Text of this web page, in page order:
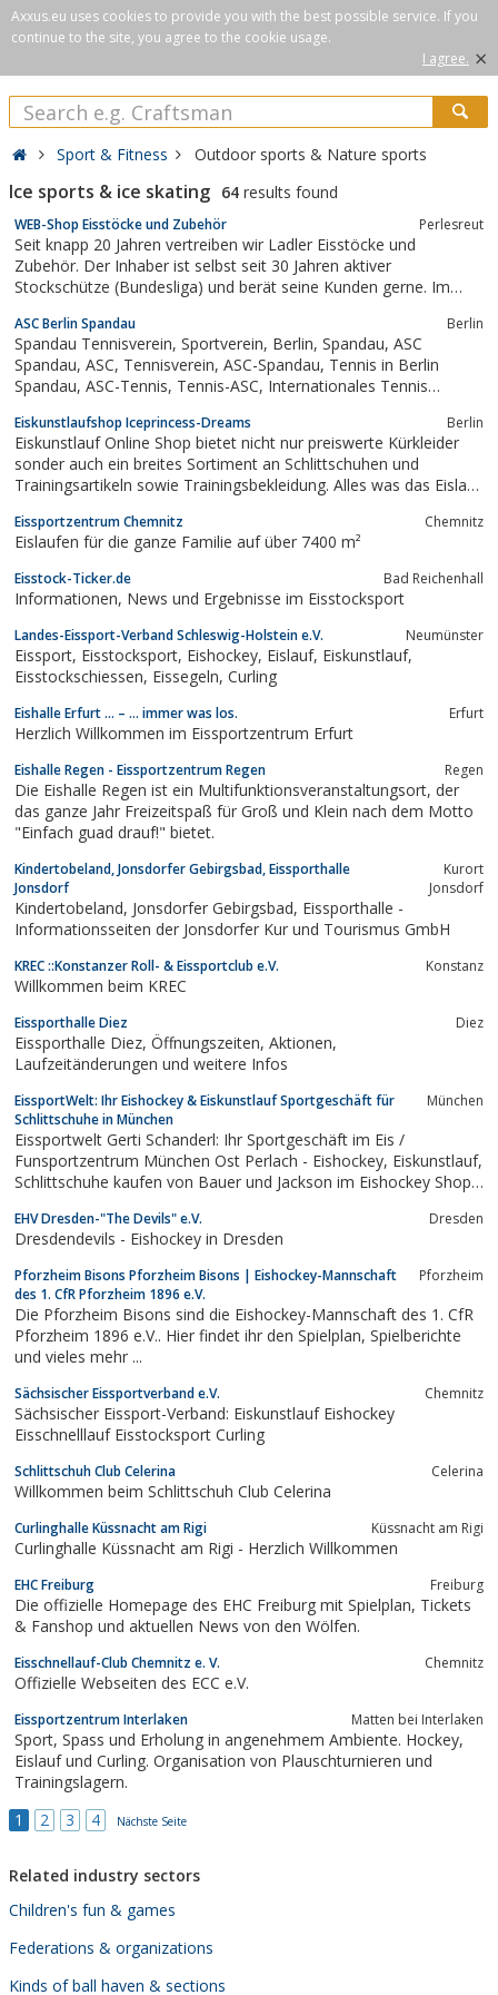
Axxus.eu uses cookies to provide you with the best possible service. If you
continue to the site, you agree to the cookie usage.
I agree. ×
Sport & Fitness Outdoor sports & Nature sports
Ice sports & ice skating 64 results found
WEB-Shop Eisstöcke und Zubehör Perlesreut
Seit knapp 20 Jahren vertreiben wir Ladler Eisstöcke und
Zubehör. Der Inhaber ist selbst seit 30 Jahren aktiver
Stockschütze (Bundesliga) und berät seine Kunden gerne. Im
oder anderen Belägen benötigt werden.
ASC Berlin Spandau Berlin
Spandau Tennisverein, Sportverein, Berlin, Spandau, ASC
Spandau, ASC, Tennisverein, ASC-Spandau, Tennis in Berlin
Spandau, ASC-Tennis, Tennis-ASC, Internationales Tennis
tennis, tennis in spandau">
Eiskunstlaufshop Iceprincess-Dreams Berlin
Eiskunstlauf Online Shop bietet nicht nur preiswerte Kürkleider
sonder auch ein breites Sortiment an Schlittschuhen und
Trainingsartikeln sowie Trainingsbekleidung. Alles was das Eislauf
Eissportzentrum Chemnitz Chemnitz
Eislaufen für die ganze Familie auf über 7400 m²
Eisstock-Ticker.de Bad Reichenhall
Informationen, News und Ergebnisse im Eisstocksport
Landes-Eissport-Verband Schleswig-Holstein e.V. Neumünster
Eissport, Eisstocksport, Eishockey, Eislauf, Eiskunstlauf,
Eisstockschiessen, Eissegeln, Curling
Eishalle Erfurt … – … immer was los. Erfurt
Herzlich Willkommen im Eissportzentrum Erfurt
Eishalle Regen - Eissportzentrum Regen Regen
Die Eishalle Regen ist ein Multifunktionsveranstaltungsort, der
das ganze Jahr Freizeitspaß für Groß und Klein nach dem Motto
"Einfach guad drauf!" bietet.
Kindertobeland, Jonsdorfer Gebirgsbad, Eissporthalle
Jonsdorf
Kurort
Jonsdorf
Kindertobeland, Jonsdorfer Gebirgsbad, Eissporthalle -
Informationsseiten der Jonsdorfer Kur und Tourismus GmbH
KREC ::Konstanzer Roll- & Eissportclub e.V. Konstanz
Willkommen beim KREC
Eissporthalle Diez Diez
Eissporthalle Diez, Öffnungszeiten, Aktionen,
Laufzeitänderungen und weitere Infos
EissportWelt: Ihr Eishockey & Eiskunstlauf Sportgeschäft für
Schlittschuhe in München
München
Eissportwelt Gerti Schanderl: Ihr Sportgeschäft im Eis /
Funsportzentrum München Ost Perlach - Eishockey, Eiskunstlauf,
Schlittschuhe kaufen von Bauer und Jackson im Eishockey Shop,
schleifen.
EHV Dresden-"The Devils" e.V. Dresden
Dresdendevils - Eishockey in Dresden
Pforzheim Bisons Pforzheim Bisons | Eishockey-Mannschaft
des 1. CfR Pforzheim 1896 e.V.
Pforzheim
Die Pforzheim Bisons sind die Eishockey-Mannschaft des 1. CfR
Pforzheim 1896 e.V.. Hier findet ihr den Spielplan, Spielberichte
und vieles mehr ...
Sächsischer Eissportverband e.V. Chemnitz
Sächsischer Eissport-Verband: Eiskunstlauf Eishockey
Eisschnelllauf Eisstocksport Curling
Schlittschuh Club Celerina Celerina
Willkommen beim Schlittschuh Club Celerina
Curlinghalle Küssnacht am Rigi Küssnacht am Rigi
Curlinghalle Küssnacht am Rigi - Herzlich Willkommen
EHC Freiburg Freiburg
Die offizielle Homepage des EHC Freiburg mit Spielplan, Tickets
& Fanshop und aktuellen News von den Wölfen.
Eisschnellauf-Club Chemnitz e. V. Chemnitz
Offizielle Webseiten des ECC e.V.
Eissportzentrum Interlaken Matten bei Interlaken
Sport, Spass und Erholung in angenehmem Ambiente. Hockey,
Eislauf und Curling. Organisation von Plauschturnieren und
Trainingslagern.
1
2 3 4 Nächste Seite
Related industry sectors
Children's fun & games
Federations & organizations
Kinds of ball haven & sections